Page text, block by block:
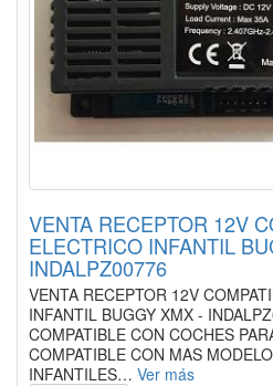
VENTA RECEPTOR 12V
ELECTRICO INFANTIL
INDALPZ00776
VENTA RECEPTOR 12V
INFANTIL BUGGY XMX -
COMPATIBLE CON COCHES
COMPATIBLE CON MAS
INFANTILES… Ver más